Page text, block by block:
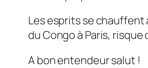
Les esprits se chauffent
du Congo à Paris,
A bon entendeur salut !